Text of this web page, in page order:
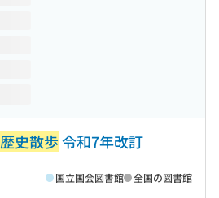
歴史散歩令和7年改訂
国立国会図書館 全国の図書館